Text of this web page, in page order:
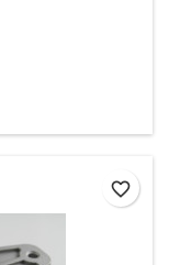
favorite_border